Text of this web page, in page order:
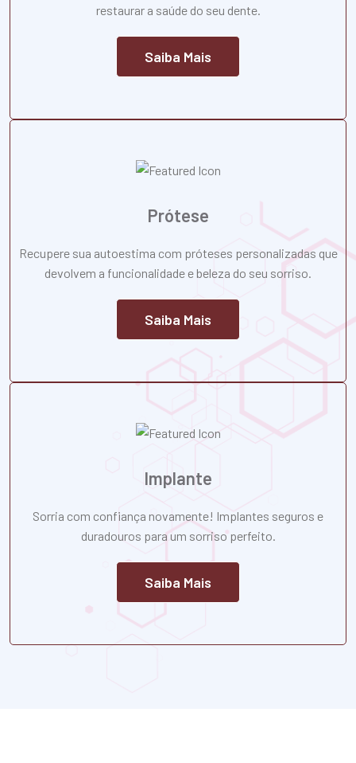
restaurar a saúde do seu dente.
Saiba Mais
Prótese
Recupere sua autoestima com próteses personalizadas que
devolvem a funcionalidade e beleza do seu sorriso.
Saiba Mais
Implante
Sorria com confiança novamente! Implantes seguros e
duradouros para um sorriso perfeito.
Saiba Mais